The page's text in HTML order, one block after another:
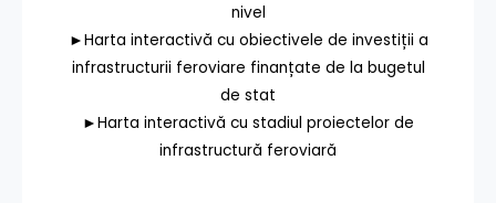
nivel
►Harta interactivă cu obiectivele de investiții a
infrastructurii feroviare finanțate de la bugetul
de stat
►Harta interactivă cu stadiul proiectelor de
infrastructură feroviară